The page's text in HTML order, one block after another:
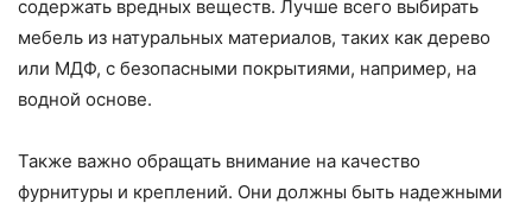
содержать вредных веществ. Лучше всего выбирать
мебель из натуральных материалов, таких как дерево
или МДФ, с безопасными покрытиями, например, на
водной основе.
Также важно обращать внимание на качество
фурнитуры и креплений. Они должны быть надежными